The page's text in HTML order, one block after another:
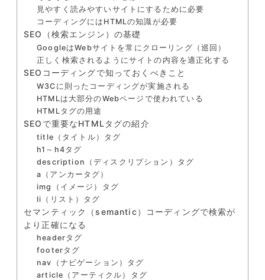
見やすく読みやすいサイトにするために必要
コーディングにはHTMLの知識が必要
SEO（検索エンジン）の基礎
GoogleはWebサイトを常にクローリング（巡回）
正しく検索されるようにサイトの内容を適正化する
SEOコーディングで知っておくべきこと
W3Cに則ったコーディングが実施される
HTMLは大部分のWebページで使われている
HTMLタグの用途
SEOで重要なHTMLタグの紹介
title（タイトル）タグ
h1～h4タグ
description（ディスクリプション）タグ
a（アンカータグ）
img（イメージ）タグ
li（リスト）タグ
セマンティック（semantic）コーディングで検索が
より正確になる
headerタグ
footerタグ
nav（ナビゲーション）タグ
article（アーティクル）タグ